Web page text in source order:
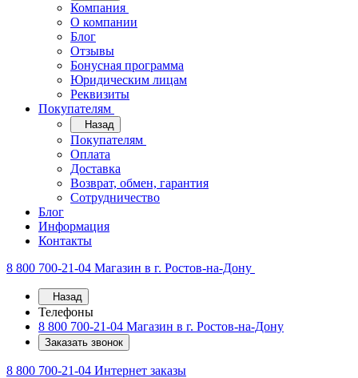
Компания
О компании
Блог
Отзывы
Бонусная программа
Юридическим лицам
Реквизиты
Покупателям
Назад
Покупателям
Оплата
Доставка
Возврат, обмен, гарантия
Сотрудничество
Блог
Информация
Контакты
8 800 700-21-04 Магазин в г. Ростов-на-Дону
Назад
Телефоны
8 800 700-21-04 Магазин в г. Ростов-на-Дону
Заказать звонок
8 800 700-21-04 Интернет заказы